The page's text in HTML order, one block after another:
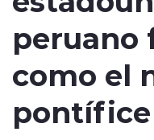
Internacional
Deportes
peruano
como el
pontífice